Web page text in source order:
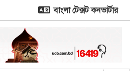
বাংলা টেক্সট কনভার্টার